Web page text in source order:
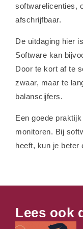
softwarelicenties,
afschrijfbaar.
De uitdaging hier
Software kan
Door te kort af te
zwaar, maar te
balanscijfers.
Een goede
monitoren. Bij
heeft, kun je beter
Lees ook